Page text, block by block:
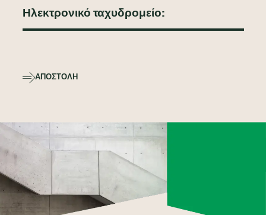
ΑΠΟΣΤΟΛΉ